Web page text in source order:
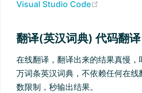
Visual Studio Code
翻译(英汉词典) 代码翻译
在线翻译，翻译出来的结果真慢
万词条英汉词典，不依赖任何在线
数限制，秒输出结果。